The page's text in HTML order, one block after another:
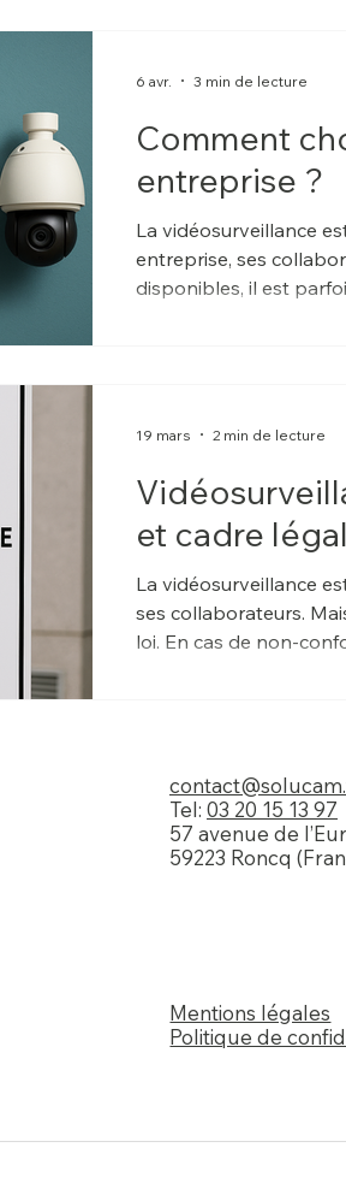
Comment
entreprise ?
La vidéosurveillance
entreprise, ses collaborateurs et ses
disponibles, il est
6 avr. 3 min de lecture
et cadre légal
La vidéosurveillance
ses collaborateurs.
loi. En cas de non-
19 mars 2 min de lecture
Tel: 03 20 15 13 97
57 avenue de
59223 Roncq
Mentions légales
Politique de